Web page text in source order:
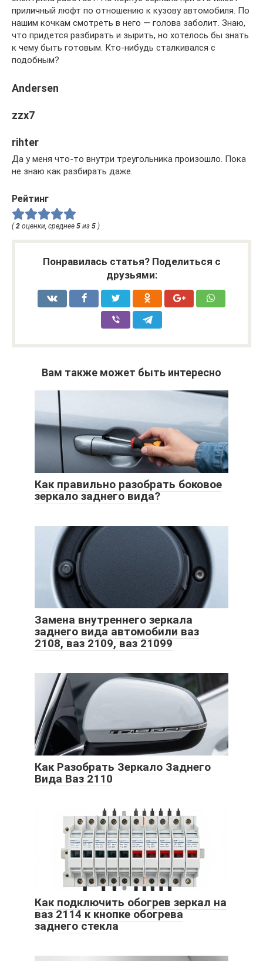
приличный люфт по отношению к кузову автомобиля. По
нашим кочкам смотреть в него — голова заболит. Знаю,
что придется разбирать и зырить, но хотелось бы знать
к чему быть готовым. Кто-нибудь сталкивался с
подобным?
Andersen
zzx7
rihter
Да у меня что-то внутри треугольника произошло. Пока
не знаю как разбирать даже.
Рейтинг
( 2 оценки, среднее 5 из 5 )
Понравилась статья? Поделиться с
друзьями:
Вам также может быть интересно
Как правильно разобрать боковое
зеркало заднего вида?
Замена внутреннего зеркала
заднего вида автомобили ваз
2108, ваз 2109, ваз 21099
Как Разобрать Зеркало Заднего
Вида Ваз 2110
Как подключить обогрев зеркал на
ваз 2114 к кнопке обогрева
заднего стекла